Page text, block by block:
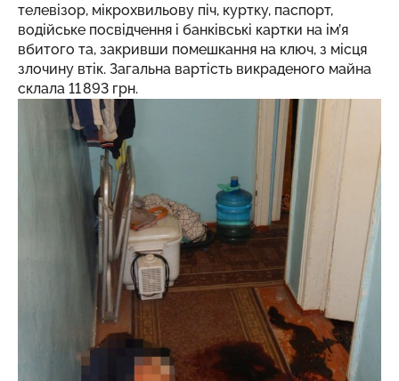
телевізор, мікрохвильову піч, куртку, паспорт,
водійське посвідчення і банківські картки на ім’я
вбитого та, закривши помешкання на ключ, з місця
злочину втік. Загальна вартість викраденого майна
склала 11 893 грн.